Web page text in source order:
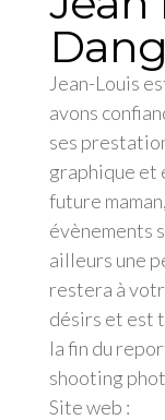
Jean-Louis
avons
ses
graphique et
future
évènements
ailleurs une
restera à
désirs et est
la fin du
shooting
Site web :